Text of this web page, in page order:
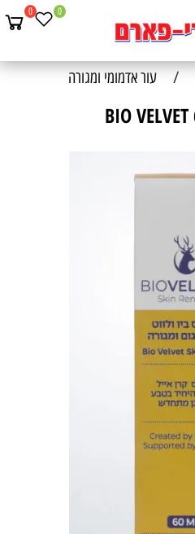
0 0
/ עור אדמומי ומגורה